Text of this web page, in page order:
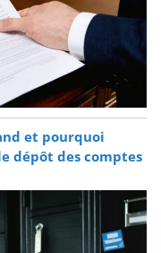
et pourquoi
dépôt des comptes